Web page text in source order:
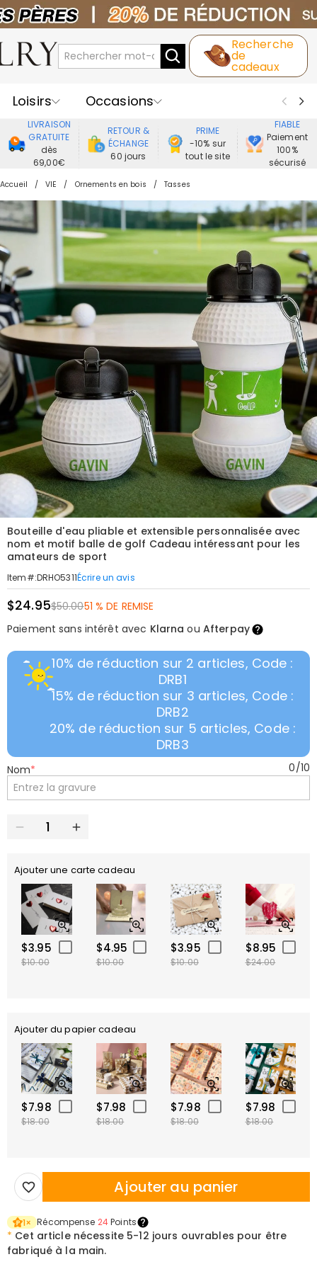
Recherche
de
cadeaux
Loisirs
Occasions
Destinataires
Meilleure Ventes
Nouveaux
Vêtement
LIVRAISON
GRATUITE
dès
69,00€
RETOUR &
ÉCHANGE
60 jours
PRIME
-10% sur
tout le site
FIABLE
Paiement
100%
sécurisé
Accueil VIE Ornements en bois Tasses
Bouteille d'eau pliable et extensible personnalisée avec
nom et motif balle de golf Cadeau intéressant pour les
amateurs de sport
Item#:DRHO5311Écrire un avis
$24.95$50.0051 % DE REMISE
Paiement sans intérêt avec Klarna ou Afterpay
10% de réduction sur 2 articles, Code :
DRB1
15% de réduction sur 3 articles, Code :
DRB2
20% de réduction sur 5 articles, Code :
DRB3
Nom* 0/10
Ajouter une carte cadeau
$3.95
$10.00
$4.95
$10.00
$3.95
$10.00
$8.95
$24.00
Ajouter du papier cadeau
$7.98
$18.00
$7.98
$18.00
$7.98
$18.00
$7.98
$18.00
Ajouter au panier
1× Récompense 24Points
* Cet article nécessite 5-12 jours ouvrables pour être
fabriqué à la main.